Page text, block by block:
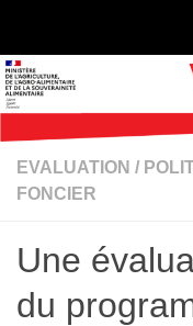
EVALUATION /
FONCIER
Une
du